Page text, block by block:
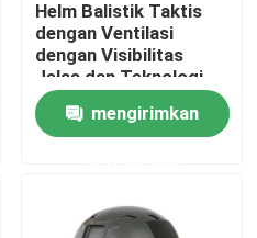
Helm Balistik Taktis
dengan Ventilasi
dengan Visibilitas
Jelas dan Teknologi
Anti-Spall
mengirimkan